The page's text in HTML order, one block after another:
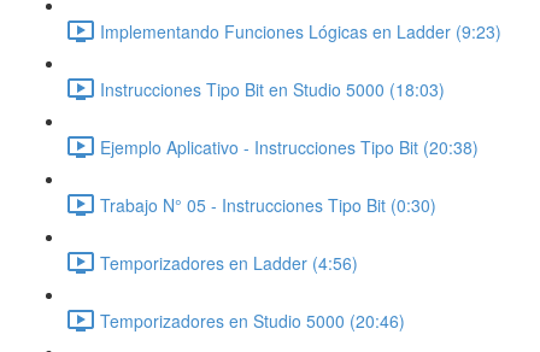
Implementando Funciones Lógicas en Ladder (9:23)
Instrucciones Tipo Bit en Studio 5000 (18:03)
Ejemplo Aplicativo - Instrucciones Tipo Bit (20:38)
Trabajo N° 05 - Instrucciones Tipo Bit (0:30)
Temporizadores en Ladder (4:56)
Temporizadores en Studio 5000 (20:46)